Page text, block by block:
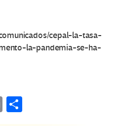
cepal-la-tasa-
la-pandemia-se-ha-
E